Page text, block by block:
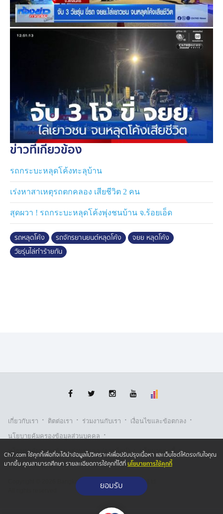
ตาย แล้วถูกตะโกนในลักษณะท้าทาย ทำให้พวกตนเกิด
ความโมโห และขี่รถไล่ตามจะทำร้าย จนกระทั่งรถของคู่
กรณีเกิดอุบัติเหตุหลุดโค้ง และตามลงไปเตะซ้ำด้วยความคึก
เบื้องต้น ตำรวจได้ตั้งข้อหาหนัก "ร่วมกันทำร้ายผู้อื่นจนเป็น
เหตุให้ผู้อื่นถึงแก่ความตาย" ก่อนคุมตัวดำเนินคดีตาม
ข่าวที่เกี่ยวข้อง
รถกระบะหลุดโค้งทะลุบ้าน
เร่งหาสาเหตุรถตกคลอง เสียชีวิต 2 คน
สุดผวา ! รถกระบะหลุดโค้งพุ่งชนบ้าน จ.ร้อยเอ็ด
รถหลุดโค้ง รถจักรยานยนต์หลุดโค้ง
จยย หลุดโค้ง
วัยรุ่นไล่ทำร้ายกัน
เกี่ยวกับเรา · ติตต่อเรา · ร่วมงานกับเรา · เงื่อนไขและข้อตกลง ·
นโยบายคุ้มครองข้อมูลส่วนบุคคล ·
นโยบายคุ้มครองข้อมูลส่วนบุคคล (ออนไลน์) · นโยบายคุกกี้ ·
รับเรื่องร้องเรียน
Copyright © 2026 Bangkok Broadcasting & T.V. Co.,Ltd.
Ch7.com ใช้คุกกี้เพื่อที่จะได้นำข้อมูลไปวิเคราะห์เพื่อปรับปรุงเนื้อหา และเว็บไซต์ให้ตรงกับใจคุณ
มากขึ้น คุณสามารถศึกษา รายละเอียดการใช้คุกกี้ได้ที่นโยบายการใช้คุกกี้
ยอมรับ